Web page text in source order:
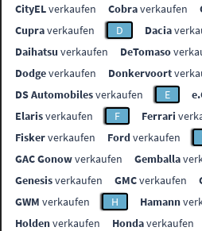
CityELverkaufen Cobraverkaufen
Cupraverkaufen D Dacia
Daihatsu verkaufen DeTomaso
Dodgeverkaufen Donkervoort
DS Automobilesverkaufen E
Elarisverkaufen F Ferrari
Fiskerverkaufen Fordverkaufen
GAC Gonowverkaufen Gemballa
Genesisverkaufen GMCverkaufen
GWM verkaufen H Hamann
Holdenverkaufen Hondaverkaufen